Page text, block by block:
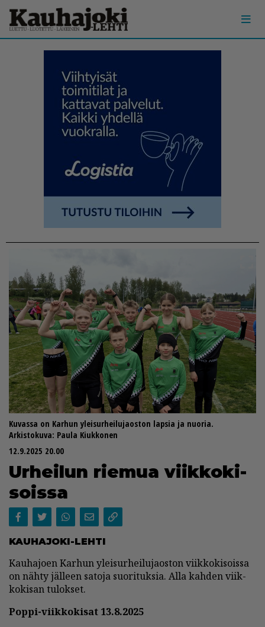
Kuvassa on Karhun yleisurheilujaoston lapsia ja nuoria.
Arkistokuva: Paula Kiukkonen
12.9.2025 20.00
Ur­hei­lun rie­mua viik­ko­ki­
sois­sa
KAU­HA­JO­KI-LEH­TI
Kau­ha­jo­en Kar­hun ylei­sur­hei­lu­ja­os­ton viik­ko­ki­sois­sa
on näh­ty jäl­leen sa­to­ja suo­ri­tuk­sia. Al­la kah­den viik­
ko­ki­san tu­lok­set.
Pop­pi-viik­ko­ki­sat 13.8.2025